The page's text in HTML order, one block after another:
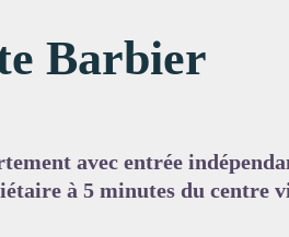
Barbier
avec entrée
à 5 minutes du centre